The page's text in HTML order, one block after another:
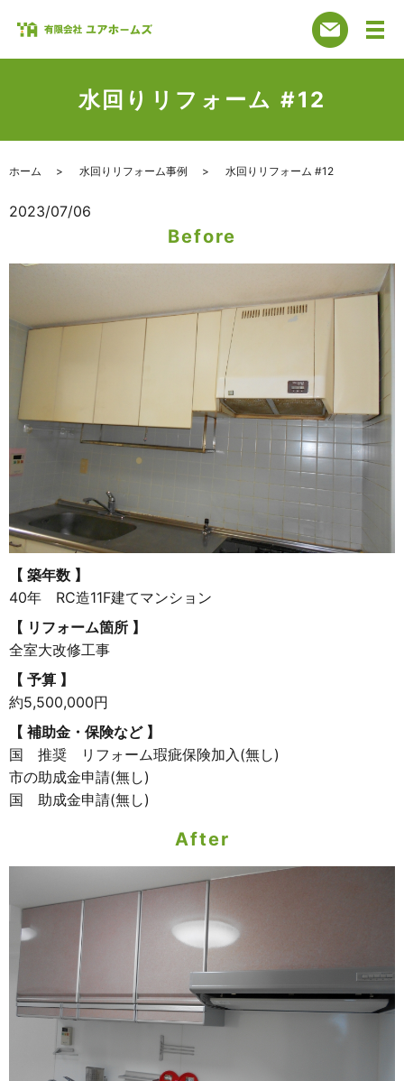
水回りリフォーム #12
ホーム 水回りリフォーム事例 水回りリフォーム #12
2023/07/06
Before
【 築年数 】
40年 RC造11F建てマンション
【 リフォーム箇所 】
全室大改修工事
【 予算 】
約5,500,000円
【 補助金・保険など 】
国 推奨 リフォーム瑕疵保険加入(無し)
市の助成金申請(無し)
国 助成金申請(無し)
After